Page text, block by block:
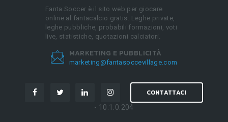
Fanta.Soccer è il sito web per giocare
online al fantacalcio gratis. Leghe private,
leghe pubbliche, probabili formazioni, voti
live, statistiche, quotazioni calciatori.
MARKETING E PUBBLICITÀ
marketing@fantasoccevillage.com
CONTATTACI
- 10.1.0.204